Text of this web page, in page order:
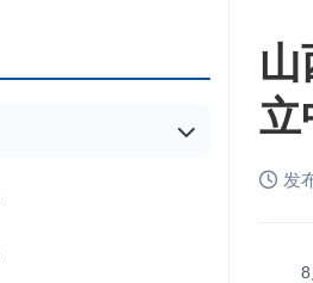
山
立
发